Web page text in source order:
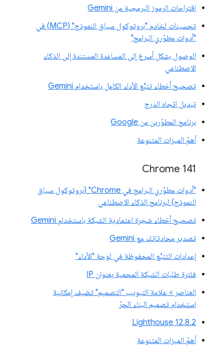
اقتراحات الرموز البرمجية من Gemini
تحسينات لخادم "بروتوكول سياق النموذج" (MCP) في
"أدوات مطوّري البرامج"
الوصول بشكل أسرع إلى المساعدة المستندة إلى الذكاء
الاصطناعي
تصحيح أخطاء تتبُّع الأداء الكامل باستخدام Gemini
تبديل اتجاه الدرج
برنامج المطوّرين من Google
أهمّ الميزات المتنوعة
‫Chrome 141
"أدوات مطوّري البرامج في Chrome" (بروتوكول سياق
النموذج) لبرنامج الذكاء الاصطناعي
تصحيح أخطاء شجرة اعتمادية الشبكة باستخدام Gemini
تصدير محادثاتك مع Gemini
إعدادات التتبُّع المحفوظة في لوحة "الأداء"
فلترة طلبات الشبكة المحمية بعنوان IP
العناصر > علامة التبويب "التصميم" تضيف إمكانية
استخدام تصميم البناء الحرّ
‫Lighthouse 12.8.2
أهمّ الميزات المتنوعة